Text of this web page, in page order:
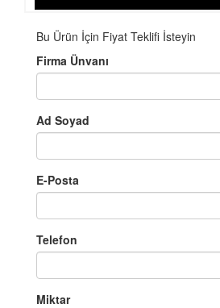
Bu Ürün İçin Fiyat Teklifi İsteyin
Firma Ünvanı
Ad Soyad
E-Posta
Telefon
Miktar